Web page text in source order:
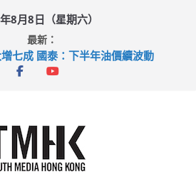
8月8日（星期六）
最新：
七成 國泰：下半年油價續波動
賽挫維拉 啟德主場館奪錦標